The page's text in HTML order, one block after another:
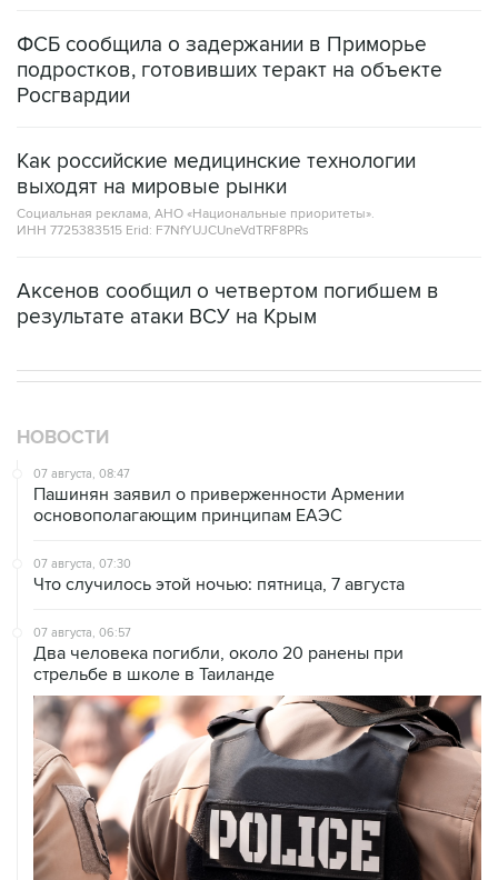
ФСБ сообщила о задержании в Приморье
подростков, готовивших теракт на объекте
Росгвардии
Как российские медицинские технологии
выходят на мировые рынки
Социальная реклама, АНО «Национальные приоритеты».
ИНН 7725383515 Erid: F7NfYUJCUneVdTRF8PRs
Аксенов сообщил о четвертом погибшем в
результате атаки ВСУ на Крым
НОВОСТИ
07 августа, 08:47
Пашинян заявил о приверженности Армении
основополагающим принципам ЕАЭС
07 августа, 07:30
Что случилось этой ночью: пятница, 7 августа
07 августа, 06:57
Два человека погибли, около 20 ранены при
стрельбе в школе в Таиланде